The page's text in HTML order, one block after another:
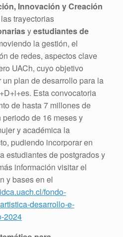
Innovación y Creación
trayectorias
yestudiantes de
la gestión, el
de redes, aspectos clave
UACh, cuyo objetivo
plan de desarrollo para la
Esta convocatoria
de hasta 7 millones de
de 16 meses y
y académica la
pudiendo incorporar en
estudiantes de postgrados y
información visitar el
y bases en el
fondo-
desarrollo-e-
2024